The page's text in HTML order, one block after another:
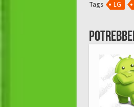
Tags LG